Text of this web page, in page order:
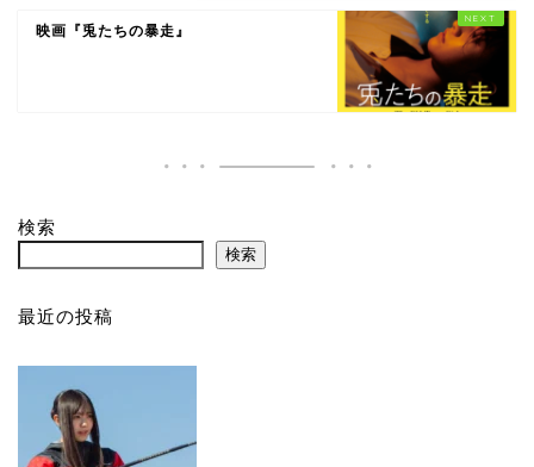
映画『兎たちの暴走』
検索
検索
最近の投稿